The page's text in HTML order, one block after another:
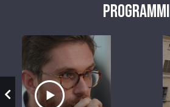
Programmi
Ascolta il servizio